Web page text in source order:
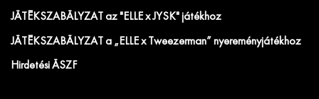
JÁTÉKSZABÁLYZAT az "ELLE x JYSK" játékhoz
JÁTÉKSZABÁLYZAT a „ELLE x Tweezerman” nyereményjátékhoz
Hirdetési ÁSZF